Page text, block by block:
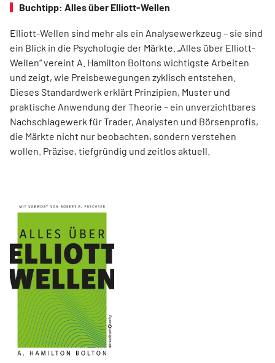
Buchtipp: Alles über Elliott-Wellen
Elliott-Wellen sind mehr als ein Analysewerkzeug – sie sind
ein Blick in die Psychologie der Märkte. „Alles über Elliott-
Wellen“ vereint A. Hamilton Boltons wichtigste Arbeiten
und zeigt, wie Preisbewegungen zyklisch entstehen.
Dieses Standardwerk erklärt Prinzipien, Muster und
praktische Anwendung der Theorie – ein unverzichtbares
Nachschlagewerk für Trader, Analysten und Börsenprofis,
die Märkte nicht nur beobachten, sondern verstehen
wollen. Präzise, tiefgründig und zeitlos aktuell.